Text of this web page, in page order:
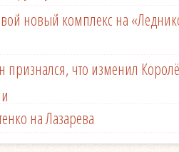
новый комплекс на
признался, что изменил
на Лазарева